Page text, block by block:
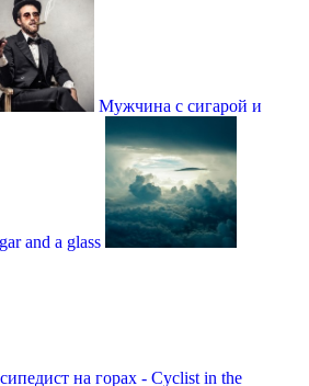
Мужчина с сигарой и
and a glass
на горах - Cyclist in the